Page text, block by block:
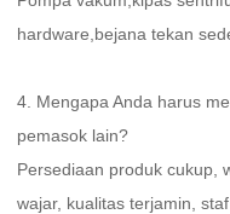
hardware,bejana tekan
4. Mengapa Anda harus
pemasok lain?
Persediaan produk cukup,
wajar, kualitas terjamin,